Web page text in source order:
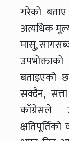
गरेको
अत्यधिक
मासु,
बताइएको
सक्दैन,
काँग्रेसले